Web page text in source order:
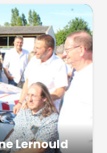
Lernould